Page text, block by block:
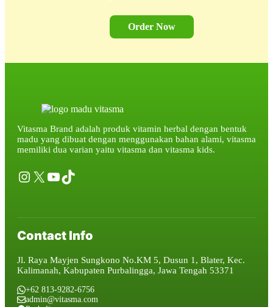
Order Now
Vitasma Brand adalah produk vitamin herbal dengan bentuk
madu yang dibuat dengan menggunakan bahan alami, vitasma
memiliki dua varian yaitu vitasma dan vitasma kids.
Instagram
X YouTube
TikTok
Contact Info
Jl. Raya Mayjen Sungkono No.KM 5, Dusun 1, Blater, Kec.
Kalimanah, Kabupaten Purbalingga, Jawa Tengah 53371
+62 813-9282-6756
admin@vitasma.com